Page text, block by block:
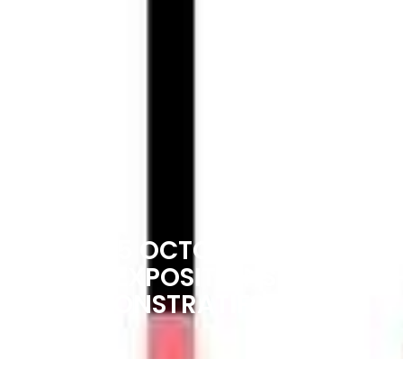
MARDI 25 OCTOBRE – RETOUR
SUR LES EXPOSITIONS DU FRAC
LES DÉMONSTRATIFS